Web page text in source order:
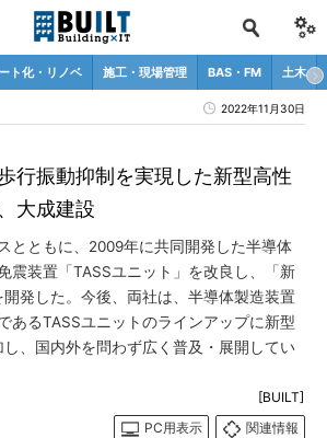
ト化・リノベ 施工・現場管理 BAS・FM 土木
2022年11月30日
行振動抑制を実現した新型高性
大成建設
とともに、2009年に共同開発した半導体
震装置「TASSユニット」を改良し、「新
発した。今後、両社は、半導体製造装置
あるTASSユニットのラインアップに新型
、国内外を問わず広く普及・展開してい
[BUILT]
PC用表示
関連情報